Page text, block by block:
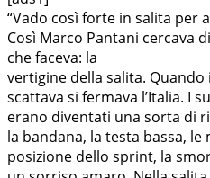
“Vado così forte in salita per
Così Marco Pantani cercava
che faceva: la
vertigine della salita. Quando
scattava si fermava l’Italia. I
erano diventati una sorta di
la bandana, la testa bassa,
posizione dello sprint, la